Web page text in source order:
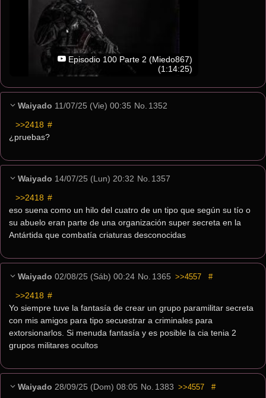
Episodio 100 Parte 2 (Miedo867)
(1:14:25)
Waiyado 11/07/25 (Vie) 00:35 No. 1352
>>2418 #
¿pruebas?
Waiyado 14/07/25 (Lun) 20:32 No. 1357
>>2418 #
eso suena como un hilo del cuatro de un tipo que según su tío o
su abuelo eran parte de una organización super secreta en la
Antártida que combatía criaturas desconocidas
Waiyado 02/08/25 (Sáb) 00:24 No. 1365 >>4557 #
>>2418 #
Yo siempre tuve la fantasía de crear un grupo paramilitar secreta
con mis amigos para tipo secuestrar a criminales para
extorsionarlos. Si menuda fantasía y es posible la cia tenia 2
grupos militares ocultos
Waiyado 28/09/25 (Dom) 08:05 No. 1383 >>4557 #